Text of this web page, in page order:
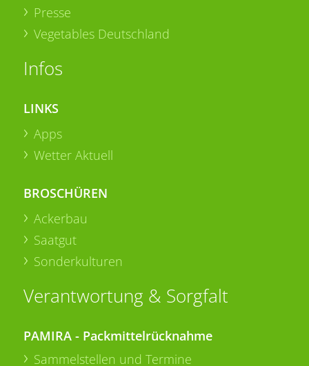
Presse
Vegetables Deutschland
Infos
LINKS
Apps
Wetter Aktuell
BROSCHÜREN
Ackerbau
Saatgut
Sonderkulturen
Verantwortung & Sorgfalt
PAMIRA - Packmittelrücknahme
Sammelstellen und Termine